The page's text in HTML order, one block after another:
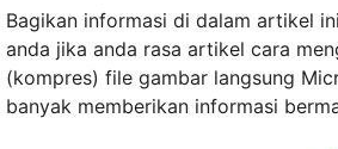
Bagikan informasi di dalam artikel
anda jika anda rasa artikel cara
(kompres) file gambar langsung
banyak memberikan informasi